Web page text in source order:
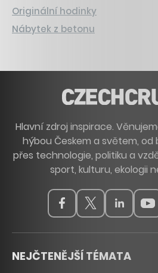
Originální hodinky
Nábytek z betonu
Hlavní zdroj inspirace.
hýbou Českem a světem,
přes technologie, politiku a
sport, kulturu, ekologii
NEJČTENĚJŠÍ TÉMATA